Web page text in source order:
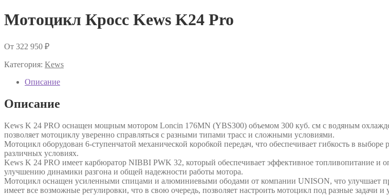
Мотоцикл Кросс Kews K24 Pro
От 322 950 ₽
Категория: Kews
Описание
Описание
Kews K 24 PRO оснащен мощным мотором Loncin 176MN (YBS300) объемом 300 куб. см с водяным
позволяет мотоциклу уверенно справляться с разными типами трасс и сложными условиями.
Мотоцикл оборудован 6-ступенчатой механической коробкой передач, что обеспечивает гибкость в
различных условиях.
Kews K 24 PRO имеет карбюратор NIBBI PWK 32, который обеспечивает эффективное топливопитание и
улучшению динамики разгона и общей надежности работы мотора.
Мотоцикл оснащен усиленными спицами и алюминиевыми ободами от компании UNISON, что улучшает
имеет все возможные регулировки, что в свою очередь, позволяет настроить мотоцикл под разные задачи и